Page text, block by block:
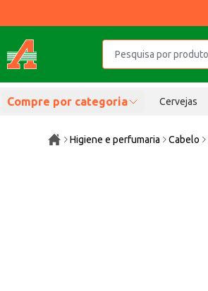
Compre por categoria Cervejas
Higiene e perfumaria Cabelo